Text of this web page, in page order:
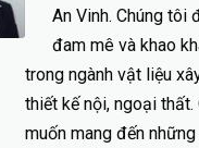
An Vinh. Chúng tôi
đam mê và khao
trong ngành vật liệu
thiết kế nội, ngoại thất.
muốn mang đến